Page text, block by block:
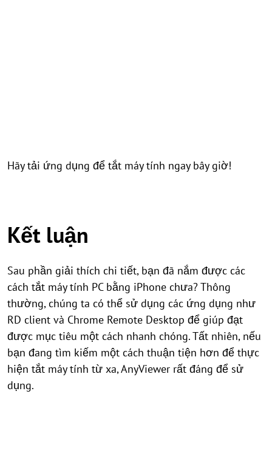
Hãy tải ứng dụng để tắt máy tính ngay bây giờ!
Kết luận
Sau phần giải thích chi tiết, bạn đã nắm được các
cách tắt máy tính PC bằng iPhone chưa? Thông
thường, chúng ta có thể sử dụng các ứng dụng như
RD client và Chrome Remote Desktop để giúp đạt
được mục tiêu một cách nhanh chóng. Tất nhiên, nếu
bạn đang tìm kiếm một cách thuận tiện hơn để thực
hiện tắt máy tính từ xa, AnyViewer rất đáng để sử
dụng.